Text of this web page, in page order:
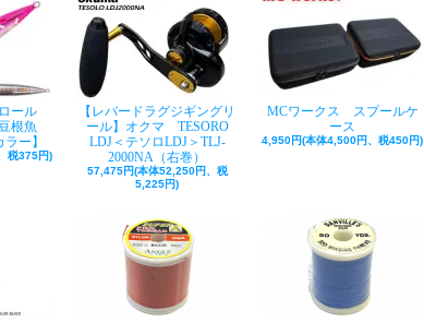
ール
根魚
ー】
税375円)
【レバードラグジギングリ
ール】オクマ TESORO
LDJ＜テソロLDJ＞TLJ-
2000NA（右巻）
57,475円(本体52,250円、税
5,225円)
MCワークス スプールケ
ース
4,950円(本体4,500円、税450円)